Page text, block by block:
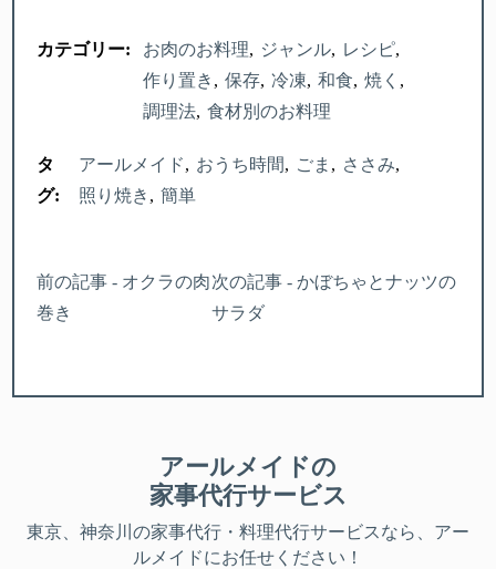
カテゴリー: お肉のお料理 ジャンル
レシピ
作り置き
保存 冷凍 和食
焼く
調理法
食材別のお料理
タ
グ:
アールメイド おうち時間 ごま
ささみ
照り焼き
簡単
前の記事 - オクラの肉
巻き
次の記事 - かぼちゃとナッツの
サラダ
アールメイドの
家事代行サービス
東京、神奈川 の家事代行・料理代行サービスなら、アー
ルメイドにお任せください！